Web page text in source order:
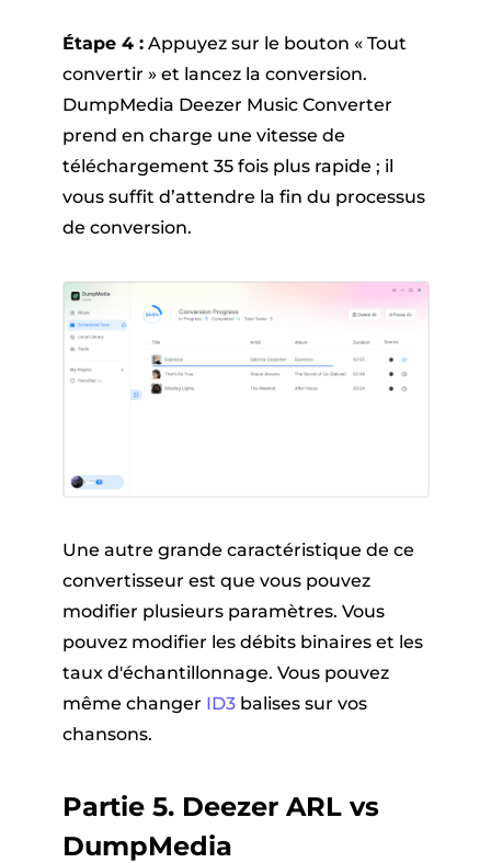
Étape 4 :Appuyez sur le bouton « Tout
convertir » et lancez la conversion.
DumpMedia Deezer Music Converter
prend en charge une vitesse de
téléchargement 35 fois plus rapide ; il
vous suffit d’attendre la fin du processus
de conversion.
Une autre grande caractéristique de ce
convertisseur est que vous pouvez
modifier plusieurs paramètres. Vous
pouvez modifier les débits binaires et les
taux d'échantillonnage. Vous pouvez
même changer ID3balises sur vos
chansons.
Partie 5. Deezer ARL vs
DumpMedia